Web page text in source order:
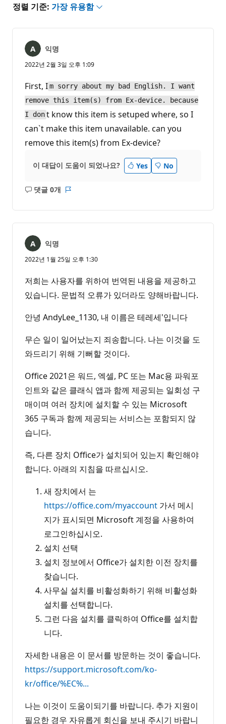
정렬 기준: 가장 유용함
익명
2022년 2월 3일 오후 1:09
First, Im sorry about my bad English. I want
remove this item(s) from Ex-device. because
I dont know this item is setuped where, so I
can`t make this item unavailable. can you
remove this item(s) from Ex-device?
이 대답이 도움이 되었나요? Yes No
댓글 0개
설
음
익명
2022년 1월 25일 오후 1:30
저희는 사용자를 위하여 번역된 내용을 제공하고
있습니다. 문법적 오류가 있더라도 양해바랍니다.
안녕 AndyLee_1130, 내 이름은 테레세'입니다
무슨 일이 일어났는지 죄송합니다. 나는 이것을 도
와드리기 위해 기뻐할 것이다.
Office 2021은 워드, 엑셀, PC 또는 Mac용 파워포
인트와 같은 클래식 앱과 함께 제공되는 일회성 구
매이며 여러 장치에 설치할 수 있는 Microsoft
365 구독과 함께 제공되는 서비스는 포함되지 않
습니다.
즉, 다른 장치 Office가 설치되어 있는지 확인해야
합니다. 아래의 지침을 따르십시오.
새 장치에서 는
https://office.com/myaccount 가서 메시
지가 표시되면 Microsoft 계정을 사용하여
로그인하십시오.
설치 선택
설치 정보에서 Office가 설치한 이전 장치를
찾습니다.
사무실 설치를 비활성화하기 위해 비활성화
설치를 선택합니다.
그런 다음 설치를 클릭하여 Office를 설치합
니다.
자세한 내용은 이 문서를 방문하는 것이 좋습니다.
https://support.microsoft.com/ko-
kr/office/%EC%...
나는 이것이 도움이되기를 바랍니다. 추가 지원이
필요한 경우 자유롭게 회신을 보내 주시기 바랍니